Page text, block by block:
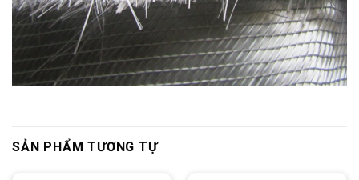
SẢN PHẨM TƯƠNG TỰ